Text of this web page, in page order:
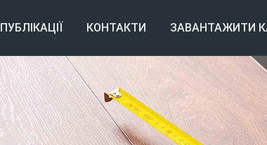
ПУБЛІКАЦІЇ КОНТАКТИ ЗАВАНТАЖИТИ